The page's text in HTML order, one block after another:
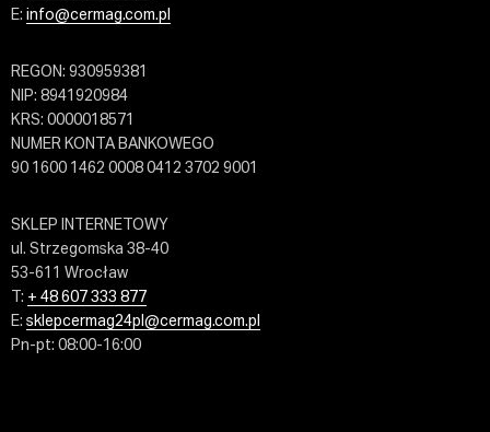
E: info@cermag.com.pl
REGON: 930959381
NIP: 8941920984
KRS: 0000018571
NUMER KONTA BANKOWEGO
90 1600 1462 0008 0412 3702 9001
SKLEP INTERNETOWY
ul. Strzegomska 38-40
53-611 Wrocław
T: + 48 607 333 877
E: sklepcermag24pl@cermag.com.pl
Pn-pt: 08:00-16:00